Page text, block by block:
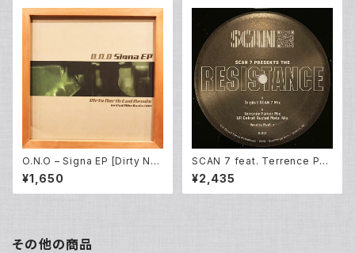
O.N.O ‎– Signa EP [Dirty Nor
th End Remix By Mad Mike
Banks] (12inch New)
¥1,650
SCAN 7 feat. Terrence Par
ker & UR remix - The Resi
stance EP (12EP)
¥2,435
その他の商品